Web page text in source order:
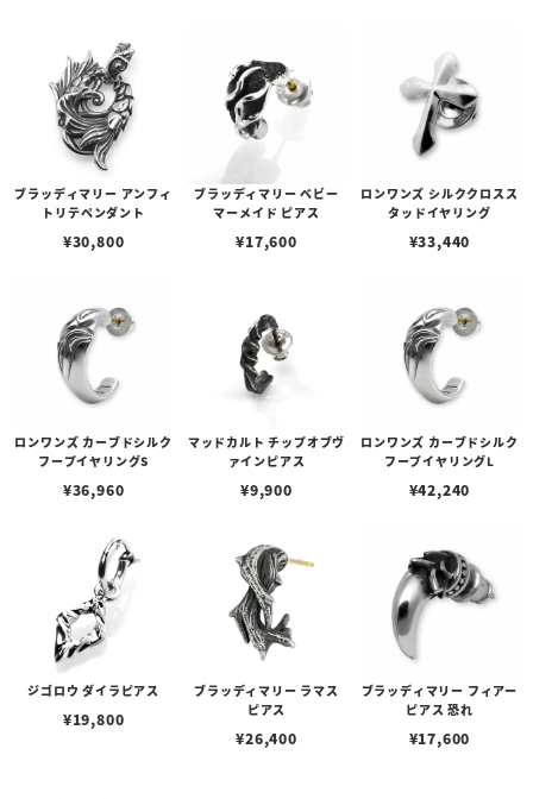
ブラッディマリー アンフィ
トリテペンダント
¥30,800
ブラッディマリー ベビー
マーメイド ピアス
¥17,600
ロンワンズ シルククロスス
タッドイヤリング
¥33,440
ロンワンズ カーブドシルク
フープイヤリングS
¥36,960
マッドカルト チップオブヴ
ァインピアス
¥9,900
ロンワンズ カーブドシルク
フープイヤリングL
¥42,240
ジゴロウ ダイラピアス
¥19,800
ブラッディマリー ラマス
ピアス
¥26,400
ブラッディマリー フィアー
ピアス 恐れ
¥17,600